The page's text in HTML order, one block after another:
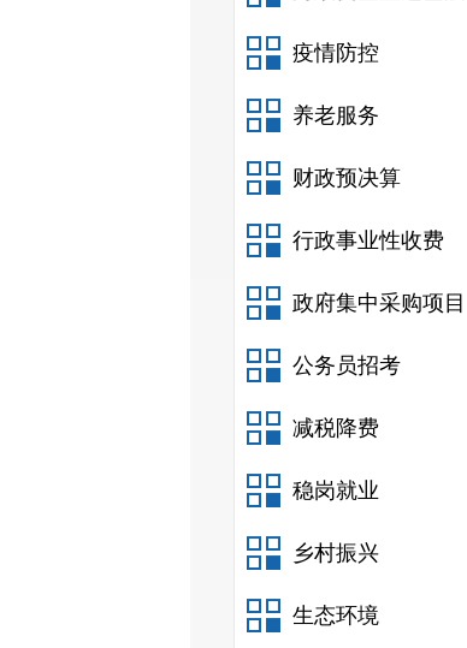
疫情防控
养老服务
财政预决算
行政事业性收费
政府集中采购项目
公务员招考
减税降费
稳岗就业
乡村振兴
生态环境